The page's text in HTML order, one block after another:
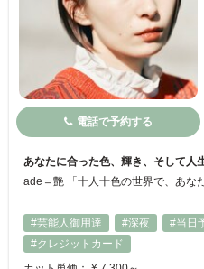
電話で予約する
あなたに合った色、輝き、そして人
#芸能人御用達
#深夜 #当日
#クレジットカード